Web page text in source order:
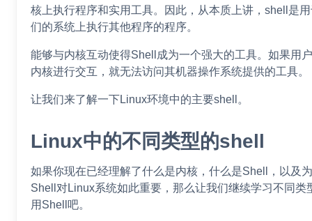
核上执行程序和实用工具。因此，从本质上讲，shell是
们的系统上执行其他程序的程序。
能够与内核互动使得Shell成为一个强大的工具。如果用
内核进行交互，就无法访问其机器操作系统提供的工具。
让我们来了解一下Linux环境中的主要shell。
Linux中的不同类型的shell
如果你现在已经理解了什么是内核，什么是Shell，以及
Shell对Linux系统如此重要，那么让我们继续学习不同类
用Shell吧。